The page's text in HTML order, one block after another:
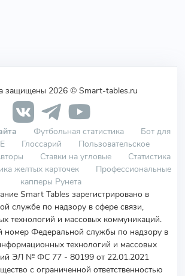
защищены 2026 © Smart-tables.ru
Футбольная статистика
Бот для
Глоссарий
Пользовательское
Ставки на угловые
Статистика
желтых карточек
Профессиональные
капперы Рунета
Smart Tables зарегистрировано в
службе по надзору в сфере связи,
технологий и массовых коммуникаций.
номер Федеральной службы по надзору в
технологий и массовых
ЭЛ № ФС 77 - 80199 от 22.01.2021
с ограниченной ответственностью